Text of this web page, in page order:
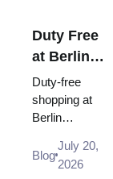
Duty Free
at Berlin
Airport
(BER):
Shops,
Locations
& Rules
Duty-free
shopping at
Berlin
Airport (BER):
Heinemann
Blog
July 20,
2026